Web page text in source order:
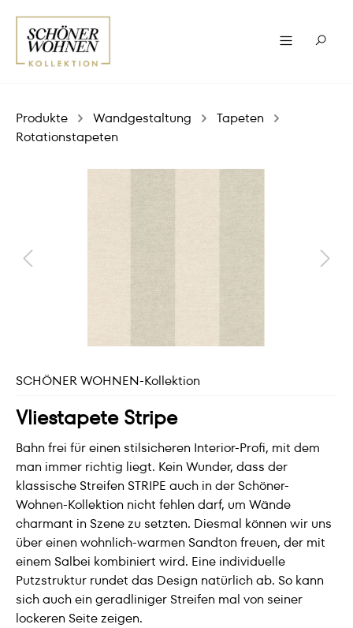
Produkte Wandgestaltung
Tapeten
Rotationstapeten
SCHÖNER WOHNEN-Kollektion
Vliestapete Stripe
Bahn frei für einen stilsicheren Interior-Profi, mit dem
man immer richtig liegt. Kein Wunder, dass der
klassische Streifen STRIPE auch in der Schöner-
Wohnen-Kollektion nicht fehlen darf, um Wände
charmant in Szene zu setzten. Diesmal können wir uns
über einen wohnlich-warmen Sandton freuen, der mit
einem Salbei kombiniert wird. Eine individuelle
Putzstruktur rundet das Design natürlich ab. So kann
sich auch ein geradliniger Streifen mal von seiner
lockeren Seite zeigen.